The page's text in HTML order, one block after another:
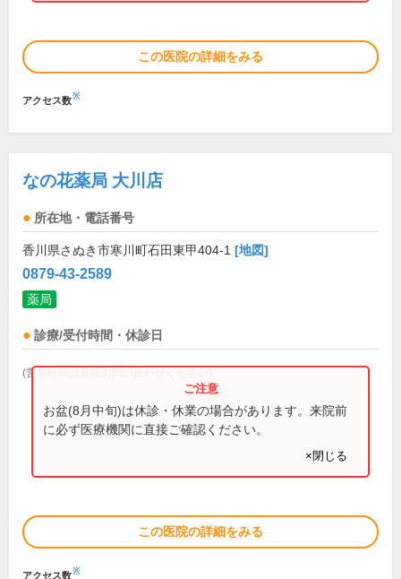
この医院の詳細をみる
アクセス数※
なの花薬局 大川店
所在地・電話番号
香川県さぬき市寒川町石田東甲404-1 [地図]
0879-43-2589
薬局
診療/受付時間・休診日
(営業時間は直接お問い合わせください)
お盆(8月中旬)は休診・休業の場合があります。来院前
に必ず医療機関に直接ご確認ください。
×閉じる
この医院の詳細をみる
アクセス数※